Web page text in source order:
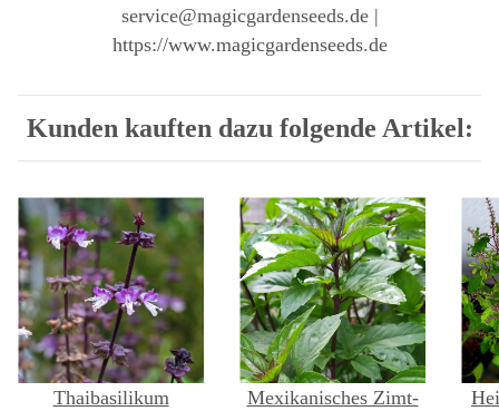
service@magicgardenseeds.de |
https://www.magicgardenseeds.de
Kunden kauften dazu folgende Artikel:
Thaibasilikum
Mexikanisches Zimt-